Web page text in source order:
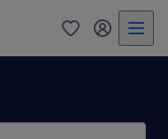
0 Mein